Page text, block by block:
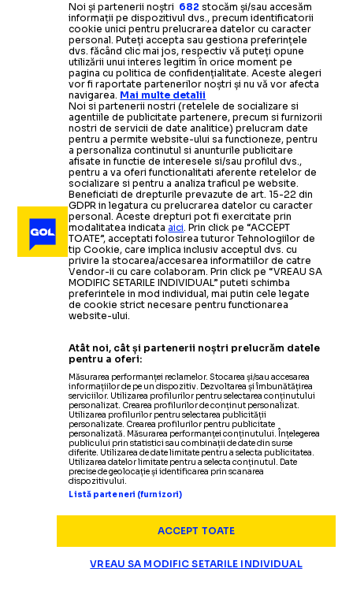
Noi și partenerii noștri 682 stocăm și/sau accesăm
informații pe dispozitivul dvs., precum identificatorii
cookie unici pentru prelucrarea datelor cu caracter
personal. Puteți accepta sau gestiona preferințele
dvs. făcând clic mai jos, respectiv vă puteți opune
utilizării unui interes legitim în orice moment pe
pagina cu politica de confidențialitate. Aceste alegeri
vor fi raportate partenerilor noștri și nu vă vor afecta
navigarea. Mai multe detalii
Noi si partenerii nostri (retelele de socializare si
agentiile de publicitate partenere, precum si furnizorii
nostri de servicii de date analitice) prelucram date
pentru a permite website-ului sa functioneze, pentru
a personaliza continutul si anunturile publicitare
afisate in functie de interesele si/sau profilul dvs.,
pentru a va oferi functionalitati aferente retelelor de
socializare si pentru a analiza traficul pe website.
Beneficiati de drepturile prevazute de art. 15-22 din
GDPR in legatura cu prelucrarea datelor cu caracter
personal. Aceste drepturi pot fi exercitate prin
modalitatea indicataaici. Prin click pe “ACCEPT
TOATE”, acceptati folosirea tuturor Tehnologiilor de
tip Cookie, care implica inclusiv acceptul dvs. cu
privire la stocarea/accesarea informatiilor de catre
Vendor-ii cu care colaboram. Prin click pe “VREAU SA
MODIFIC SETARILE INDIVIDUAL” puteti schimba
preferintele in mod individual, mai putin cele legate
de cookie strict necesare pentru functionarea
website-ului.
Atât noi, cât și partenerii noștri prelucrăm datele
pentru a oferi:
Măsurarea performanței reclamelor. Stocarea și/sau accesarea
informațiilor de pe un dispozitiv. Dezvoltarea și îmbunătățirea
serviciilor. Utilizarea profilurilor pentru selectarea conținutului
personalizat. Crearea profilurilor de conținut personalizat.
Utilizarea profilurilor pentru selectarea publicității
personalizate. Crearea profilurilor pentru publicitate
personalizată. Măsurarea performanței conținutului. Înțelegerea
publicului prin statistici sau combinații de date din surse
diferite. Utilizarea de date limitate pentru a selecta publicitatea.
Utilizarea datelor limitate pentru a selecta conținutul. Date
precise de geolocație și identificarea prin scanarea
dispozitivului.
Listă parteneri (furnizori)
ACCEPT TOATE
VREAU SA MODIFIC SETARILE INDIVIDUAL